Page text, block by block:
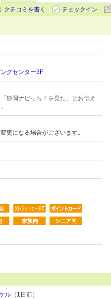
クチコミを書く チェックイン
グセンター3F
静岡ナビっち！を見た」とお伝え
更になる場合がございます。
ル （1日前）